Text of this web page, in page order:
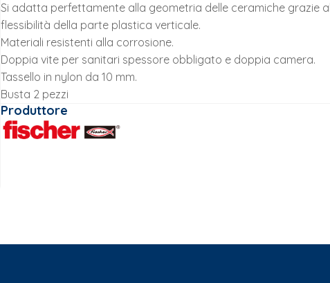
Si adatta perfettamente alla geometria delle ceramiche grazie
flessibilità della parte plastica verticale.
Materiali resistenti alla corrosione.
Doppia vite per sanitari spessore obbligato e doppia camera.
Tassello in nylon da 10 mm.
Busta 2 pezzi
Produttore